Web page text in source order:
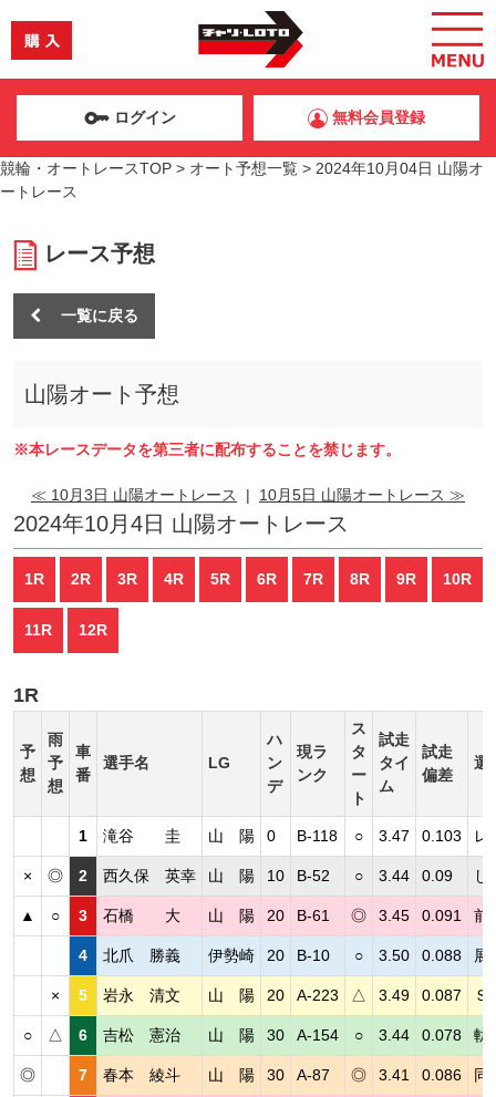
ログイン 無料会員登録
競輪・オートレースTOP > オート予想一覧 > 2024年10月04日 山陽オ
ートレース
レース予想
一覧に戻る
山陽オート予想
※本レースデータを第三者に配布することを禁じます。
≪ 10月3日 山陽オートレース | 10月5日 山陽オートレース ≫
2024年10月4日 山陽オートレース
1R 2R 3R 4R 5R 6R 7R 8R 9R 10R
11R 12R
1R
予
想
雨
予
想
車
番
選手名 LG
ハ
ン
デ
現ラ
ンク
ス
タ
ー
ト
試走
タイ
ム
試走
偏差
選
1 滝谷 圭 山 陽 0 B-118 ○ 3.47 0.103 レ
× ◎ 2 西久保 英幸 山 陽 10 B-52 ○ 3.44 0.09 し
▲ ○ 3 石橋 大 山 陽 20 B-61 ◎ 3.45 0.091 前
4 北爪 勝義 伊勢崎 20 B-10 ○ 3.50 0.088 展
× 5 岩永 清文 山 陽 20 A-223 △ 3.49 0.087 Ｓ
○ △ 6 吉松 憲治 山 陽 30 A-154 ○ 3.44 0.078 軌
◎ 7 春本 綾斗 山 陽 30 A-87 ◎ 3.41 0.086 同